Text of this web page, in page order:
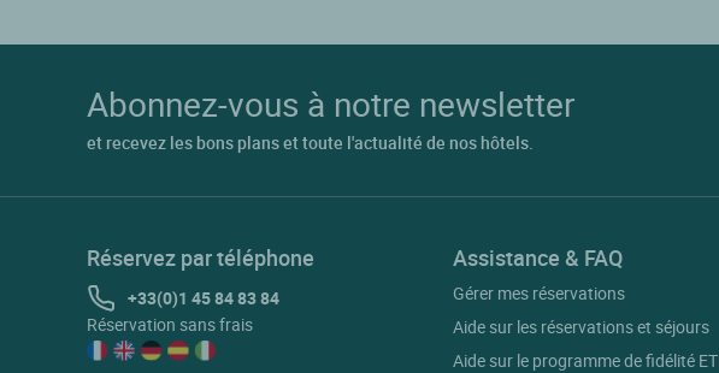
Abonnez-vous à notre newsletter
et recevez les bons plans et toute l'actualité de nos hôtels.
Réservez par téléphone
+33(0)1 45 84 83 84
Réservation sans frais
Assistance & FAQ
Gérer mes réservations
Aide sur les réservations et séjours
Aide sur le programme de fidélité